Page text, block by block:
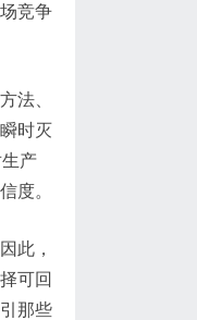
竞争
法、
时灭
产
度。
此，
可回
那些